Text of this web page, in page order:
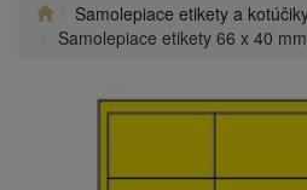
Samolepiace etikety a
Samolepiace etikety 66 x 40